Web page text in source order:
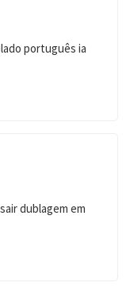
português ia
dublagem em